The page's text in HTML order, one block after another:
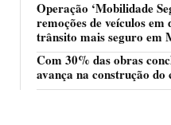
Operação ‘Mobilidade
remoções de veículos em
trânsito mais seguro em
Com 30% das obras
avança na construção do